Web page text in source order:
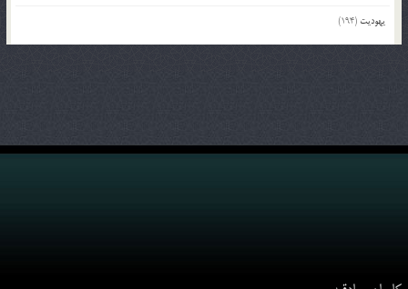
یهودیت (194)